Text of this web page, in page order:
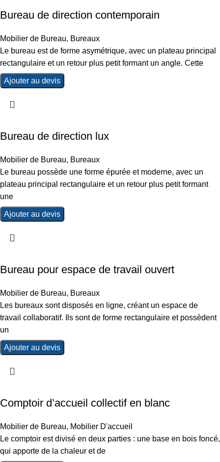
Bureau de direction contemporain
Mobilier de Bureau, Bureaux
Le bureau est de forme asymétrique, avec un plateau principal
rectangulaire et un retour plus petit formant un angle. Cette
Ajouter au devis
Bureau de direction lux
Mobilier de Bureau, Bureaux
Le bureau possède une forme épurée et moderne, avec un
plateau principal rectangulaire et un retour plus petit formant
une
Ajouter au devis
Bureau pour espace de travail ouvert
Mobilier de Bureau, Bureaux
Les bureaux sont disposés en ligne, créant un espace de
travail collaboratif. Ils sont de forme rectangulaire et possèdent
un
Ajouter au devis
Comptoir d’accueil collectif en blanc
Mobilier de Bureau, Mobilier D'accueil
Le comptoir est divisé en deux parties : une base en bois foncé,
qui apporte de la chaleur et de